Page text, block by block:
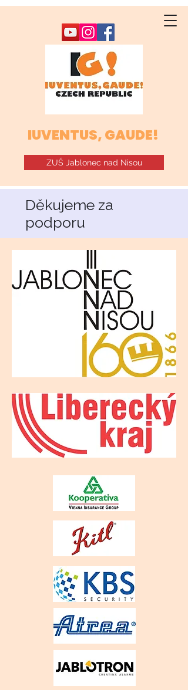
IUVENTUS, GAUDE!
ZUŠ Jablonec nad Nisou
Děkujeme za
podporu